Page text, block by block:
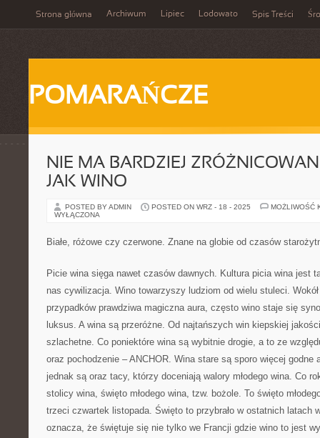
Strona główna Archiwum Lipiec Lodowato Spis Treści
POMARAŃCZE
NIE MA BARDZIEJ
JAK WINO
POSTED BY ADMIN POSTED ON WRZ - 18 - 2025
MOŻLIWOŚĆ
WYŁĄCZONA
Białe, różowe czy czerwone. Znane na globie od czasów
Picie wina sięga nawet czasów dawnych. Kultura picia wina jest
nas cywilizacja. Wino towarzyszy ludziom od wielu stuleci.
przypadków prawdziwa magiczna aura, często wino staje się
luksus. A wina są przeróżne. Od najtańszych win kiepskiej
szlachetne. Co poniektóre wina są wybitnie drogie, a to ze
oraz pochodzenie – ANCHOR. Wina stare są sporo więcej godne
jednak są oraz tacy, którzy doceniają walory młodego wina. Co
stolicy wina, święto młodego wina, tzw. bożole. To święto
trzeci czwartek listopada. Święto to przybrało w ostatnich latach
oznacza, że świętuje się nie tylko we Francji gdzie wino to jest